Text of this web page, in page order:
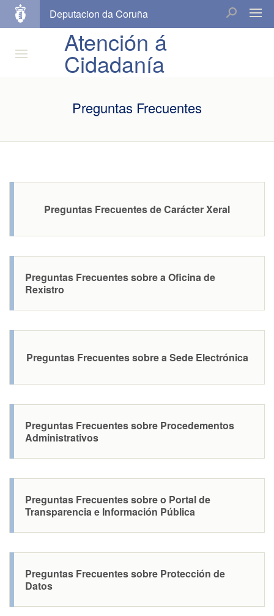
Deputacion da Coruña
Atención á
Cidadanía
Preguntas Frecuentes
Preguntas Frecuentes de Carácter Xeral
Preguntas Frecuentes sobre a Oficina de
Rexistro
Preguntas Frecuentes sobre a Sede Electrónica
Preguntas Frecuentes sobre Procedementos
Administrativos
Preguntas Frecuentes sobre o Portal de
Transparencia e Información Pública
Preguntas Frecuentes sobre Protección de
Datos